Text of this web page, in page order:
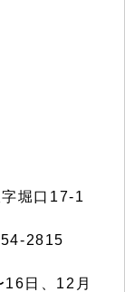
堀口17-1
2815
日、12月